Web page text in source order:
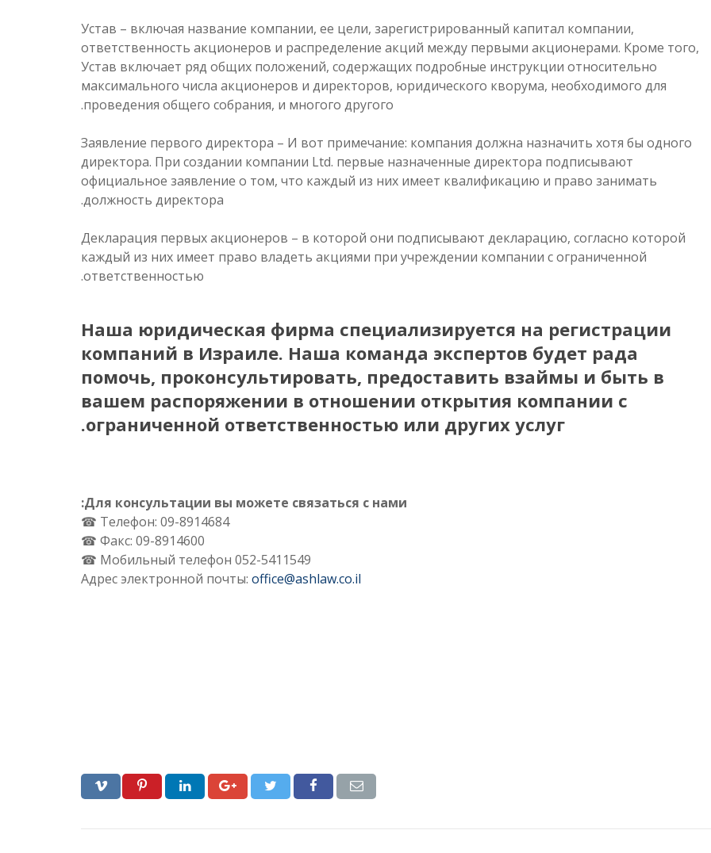
Устав – включая название компании, ее цели, зарегистрированный капитал компании,
ответственность акционеров и распределение акций между первыми акционерами. Кроме того,
Устав включает ряд общих положений, содержащих подробные инструкции относительно
максимального числа акционеров и директоров, юридического кворума, необходимого для
проведения общего собрания, и многого другого.
Заявление первого директора – И вот примечание: компания должна назначить хотя бы одного
директора. При создании компании Ltd. первые назначенные директора подписывают
официальное заявление о том, что каждый из них имеет квалификацию и право занимать
должность директора.
Декларация первых акционеров – в которой они подписывают декларацию, согласно которой
каждый из них имеет право владеть акциями при учреждении компании с ограниченной
ответственностью.
Наша юридическая фирма специализируется на регистрации
компаний в Израиле. Наша команда экспертов будет рада
помочь, проконсультировать, предоставить взаймы и быть в
вашем распоряжении в отношении открытия компании с
ограниченной ответственностью или других услуг.
Для консультации вы можете связаться с нами:
Телефон: 09-8914684 ☎
Факс: 09-8914600 ☎
Мобильный телефон 052-5411549 ☎
Адрес электронной почты: office@ashlaw.co.il